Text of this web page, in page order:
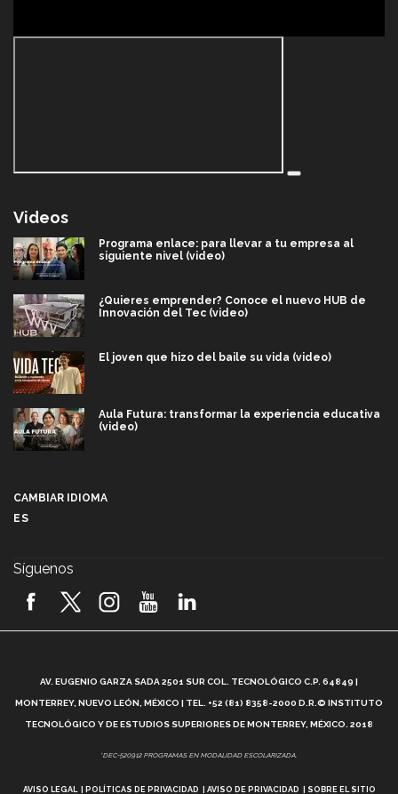
Videos
Programa enlace: para llevar a tu empresa al
siguiente nivel (video)
¿Quieres emprender? Conoce el nuevo HUB de
Innovación del Tec (video)
El joven que hizo del baile su vida (video)
Aula Futura: transformar la experiencia educativa
(video)
2026! (video)
¿Cómo es el Modelo Educativo Tec? (video)
Vida Tec: Feminismo e Inteligencia Artificial, Paola
CAMBIAR IDIOMA
ES
Síguenos
AV. EUGENIO GARZA SADA 2501 SUR COL. TECNOLÓGICO C.P. 64849 |
MONTERREY, NUEVO LEÓN, MÉXICO | TEL. +52 (81) 8358-2000 D.R.© INSTITUTO
TECNOLÓGICO Y DE ESTUDIOS SUPERIORES DE MONTERREY, MÉXICO. 2018
*DEC-520912 PROGRAMAS EN MODALIDAD ESCOLARIZADA.
AVISO LEGAL POLÍTICAS DE PRIVACIDAD AVISO DE PRIVACIDAD SOBRE EL SITIO